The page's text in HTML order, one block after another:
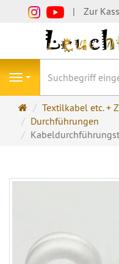
Zur
Navigation
Startseite
Textilkabel etc. +
Durchführungen